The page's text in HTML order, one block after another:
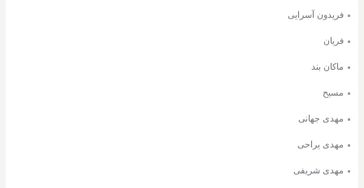
فریدون آسرایی
فریان
ماکان بند
مسیح
مهدی جهانی
مهدی یراحی
مهدی شریفی